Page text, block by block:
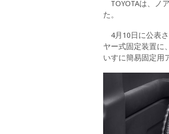
TOYOTAは、ノ
た。
4月10日に公表
ヤー式固定装置に
いすに簡易固定用